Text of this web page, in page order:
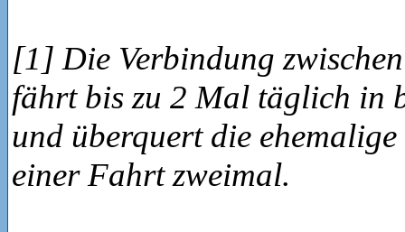
[1] Die Verbindung
fährt bis zu 2 Mal täglich in
und überquert die
einer Fahrt zweimal.